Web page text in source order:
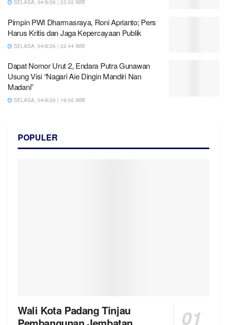
SELASA, 04/8/26 | 23:32 WIB
Pimpin PWI Dharmasraya, Roni Aprianto; Pers
Harus Kritis dan Jaga Kepercayaan Publik
SELASA, 04/8/26 | 22:44 WIB
Dapat Nomor Urut 2, Endara Putra Gunawan
Usung Visi “Nagari Aie Dingin Mandiri Nan
Madani”
SELASA, 04/8/26 | 19:55 WIB
POPULER
Wali Kota Padang Tinjau